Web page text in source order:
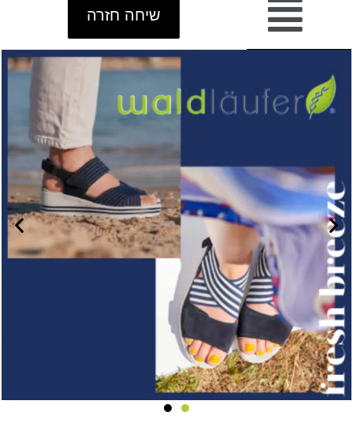
שיחה חזרה